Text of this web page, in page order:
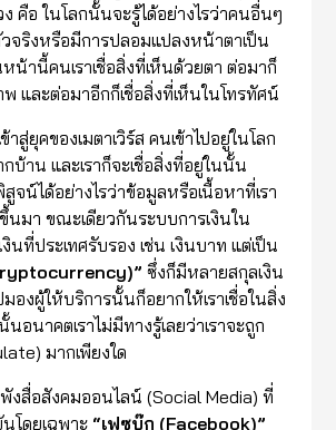
คือ ในโลกนั้นจะรู้ได้อย่างไรว่าคนอื่นๆ
จริงหรือมีการปลอมแปลงหน้าตาเป็น
น้านี้คนเราเชื่อสิ่งที่เห็นด้วยตา ต่อมาก็
พ และต่อมาอีกก็เชื่อสิ่งที่เห็นในโทรทัศน์
าสู่ยุคของเมตาเวิร์ส คนเข้าไปอยู่ในโลก
บ้าน และเราก็จะเชื่อสิ่งที่อยู่ในนั้น
จน์ได้อย่างไรว่าข้อมูลหรือเนื้อหาที่เรา
ขึ้นมา ขณะเดียวกันระบบการเงินใน
นที่ประเทศรับรอง เช่น เงินบาท แต่เป็น
ซึ่งก็มีหลายสกุลเงิน
องผู้ให้บริการนั้นก็อยากให้เราเชื่อในสิ่ง
นอนาคตเราไม่มีทางรู้เลยว่าเราจะถูก
มากเพียงใด
พังสื่อสังคมออนไลน์ (Social Media) ที่
โดยเฉพาะ “เฟซบุ๊ก (Facebook)”